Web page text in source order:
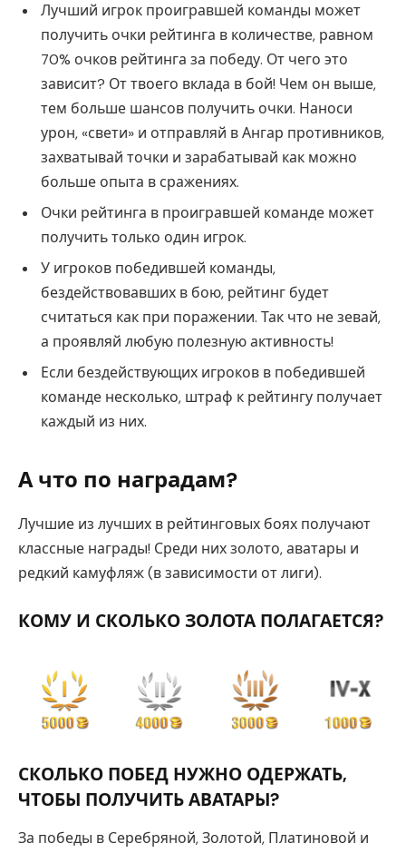
Лучший игрок проигравшей команды может
получить очки рейтинга в количестве, равном
70% очков рейтинга за победу. От чего это
зависит? От твоего вклада в бой! Чем он выше,
тем больше шансов получить очки. Наноси
урон, «свети» и отправляй в Ангар противников,
захватывай точки и зарабатывай как можно
больше опыта в сражениях.
Очки рейтинга в проигравшей команде может
получить только один игрок.
У игроков победившей команды,
бездействовавших в бою, рейтинг будет
считаться как при поражении. Так что не зевай,
а проявляй любую полезную активность!
Если бездействующих игроков в победившей
команде несколько, штраф к рейтингу получает
каждый из них.
А что по наградам?
Лучшие из лучших в рейтинговых боях получают
классные награды! Среди них золото, аватары и
редкий камуфляж (в зависимости от лиги).
КОМУ И СКОЛЬКО ЗОЛОТА ПОЛАГАЕТСЯ?
СКОЛЬКО ПОБЕД НУЖНО ОДЕРЖАТЬ,
ЧТОБЫ ПОЛУЧИТЬ АВАТАРЫ?
За победы в Серебряной, Золотой, Платиновой и